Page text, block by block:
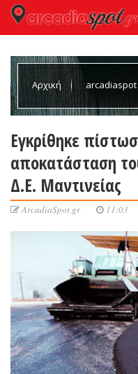
Αρχική arcadiaspot
Εγκρίθηκε
αποκατάσταση
Δ.Ε. Μαντινείας
ArcadiaSpot.gr 11:03